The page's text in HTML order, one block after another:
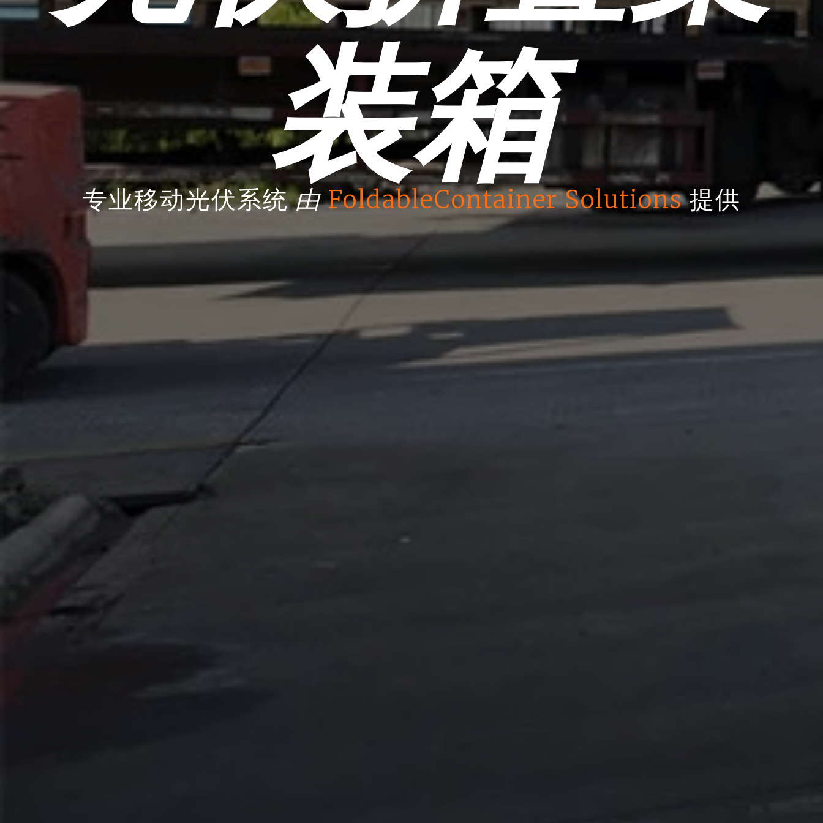
装箱
专业移动光伏系统由 FoldableContainer Solutions提供